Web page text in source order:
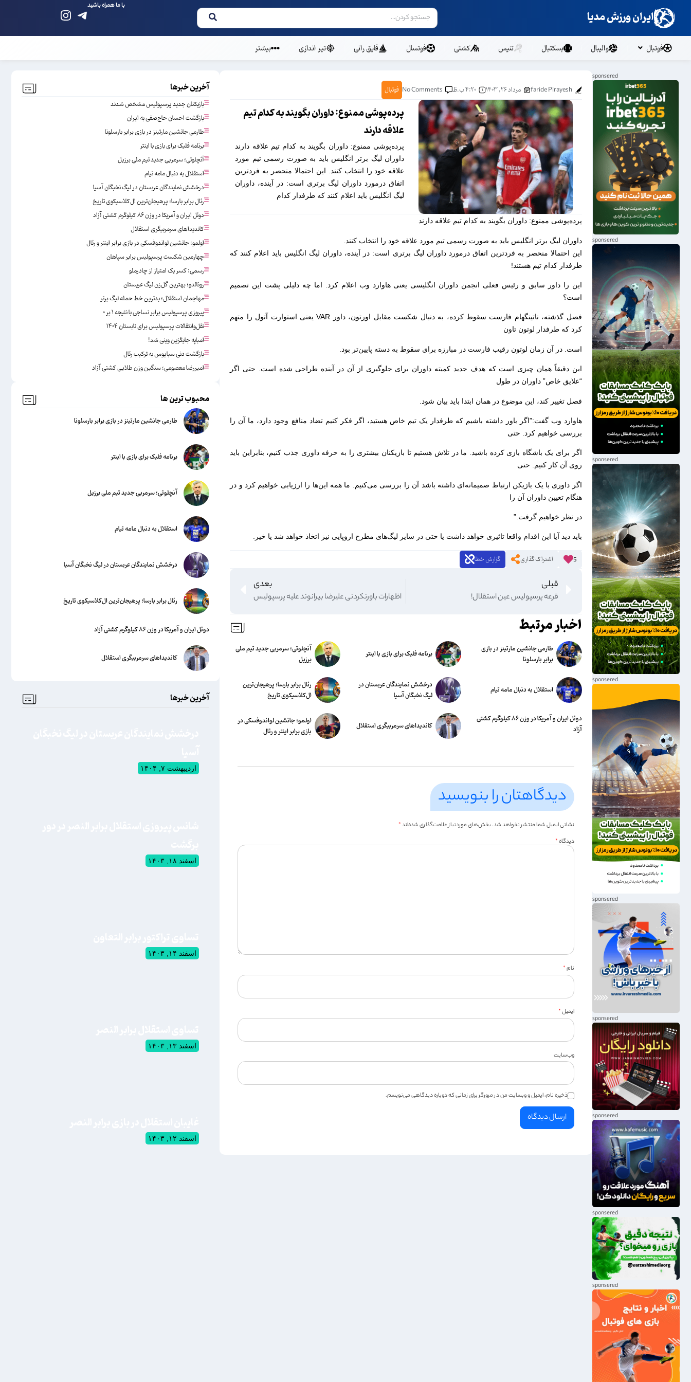
ایران ورزش مدیا
با ما همراه باشید
فوتبال والیبال بسکتبال تنیس کشتی فوتسال قایق رانی تیر اندازی بیشتر
faride Pirayesh مرداد ۲۶, ۱۴۰۳ ۴:۲۰ ب.ظ No Comments فوتبال
پرده‌پوشی ممنوع: داوران بگویند به کدام تیم
علاقه دارند
پرده‌پوشی ممنوع: داوران بگویند به کدام تیم علاقه دارند
داوران لیگ برتر انگلیس باید به صورت رسمی تیم مورد‌
علاقه خود را انتخاب کنند. این احتمالا منحصر به فردترین
اتفاق درمورد داوران لیگ برتری است: در آینده، داوران
لیگ انگلیس باید اعلام کنند که طرفدار کدام
پرده‌پوشی ممنوع: داوران بگویند به کدام تیم علاقه دارند
داوران لیگ برتر انگلیس باید به صورت رسمی تیم مورد‌ علاقه خود را انتخاب کنند.
این احتمالا منحصر به فردترین اتفاق درمورد داوران لیگ برتری است: در آینده، داوران لیگ انگلیس باید اعلام کنند که
طرفدار کدام تیم هستند!
این را داور سابق و رئیس فعلی انجمن داوران انگلیسی یعنی هاوارد وب اعلام کرد. اما چه دلیلی پشت این تصمیم
است؟
فصل گذشته، ناتینگهام فارست سقوط کرده، به دنبال شکست مقابل اورتون، داور VAR یعنی استوارت آتول را متهم
کرد که طرفدار لوتون تاون
است. در آن زمان لوتون رقیب فارست در مبارزه برای سقوط به دسته پایین‌تر بود.
این دقیقاً همان چیزی است که هدف جدید کمیته داوران برای جلوگیری از آن در آینده طراحی شده است. حتی اگر
“علایق خاص” داوران در طول
فصل تغییر کند، این موضوع در همان ابتدا باید بیان شود.
هاوارد وب گفت:”اگر باور داشته باشیم که طرفدار یک تیم خاص هستید، اگر فکر کنیم تضاد منافع وجود دارد، ما آن را
بررسی خواهیم کرد. حتی
اگر برای یک باشگاه بازی کرده باشید. ما در تلاش هستیم تا بازیکنان بیشتری را به حرفه داوری جذب کنیم، بنابراین باید
روی آن کار کنیم. حتی
اگر داوری با یک بازیکن ارتباط صمیمانه‌ای داشته باشد آن را بررسی می‌کنیم. ما همه این‌ها را ارزیابی خواهیم کرد و در
هنگام تعیین داوران آن را
در نظر خواهیم گرفت.”
باید دید آیا این اقدام واقعا تاثیری خواهد داشت یا حتی در سایر لیگ‌های مطرح اروپایی نیز اتخاذ خواهد شد یا خیر.
5 اشتراک گذاری گزارش خطا
قبلی
قرعه پرسپولیس عین استقلال!
بعدی
اظهارات باورنکردنی علیرضا بیرانوند علیه پرسپولیس
اخبار مرتبط
طارمی جانشین مارتینز در بازی
برابر بارسلونا
برنامه فلیک برای بازی با اینتر
آنچلوتی؛ سرمربی جدید تیم ملی
برزیل
استقلال به دنبال مامه تیام
درخشش نمایندگان عربستان در
لیگ نخبگان آسیا
رئال برابر بارسا؛ پرهیجان‌‌ترین
ال‌کلاسیکوی تاریخ
دوئل ایران و آمریکا در وزن ۸۶ کیلوگرم کشتی
آزاد
کاندیداهای سرمربیگری استقلال
اولمو؛ جانشین لواندوفسکی در
بازی برابر اینتر و رئال
دیدگاهتان را بنویسید
نشانی ایمیل شما منتشر نخواهد شد.بخش‌های موردنیاز علامت‌گذاری شده‌اند*
دیدگاه*
نام*
ایمیل*
وب‌سایت
ذخیره نام، ایمیل و وبسایت من در مرورگر برای زمانی که دوباره دیدگاهی می‌نویسم.
آخرین خبرها
بازیکنان جدید پرسپولیس مشخص شدند
بازگشت احسان حاج‌صفی به ایران
طارمی جانشین مارتینز در بازی برابر بارسلونا
برنامه فلیک برای بازی با اینتر
آنچلوتی؛ سرمربی جدید تیم ملی برزیل
استقلال به دنبال مامه تیام
درخشش نمایندگان عربستان در لیگ نخبگان آسیا
رئال برابر بارسا؛ پرهیجان‌‌ترین ال‌کلاسیکوی تاریخ
دوئل ایران و آمریکا در وزن ۸۶ کیلوگرم کشتی آزاد
کاندیداهای سرمربیگری استقلال
اولمو؛ جانشین لواندوفسکی در بازی برابر اینتر و رئال
چهارمین شکست پرسپولیس برابر سپاهان
رسمی: کسر یک امتیاز از چادرملو
رونالدو؛ بهترین گل‌زن لیگ عربستان
مهاجمان استقلال؛ بدترین خط حمله لیگ برتر
پیروزی پرسپولیس برابر نساجی با نتیجه ۱ بر ۰
نقل‌وانتقالات پرسپولیس برای تابستان ۱۴۰۴
امباپه جایگزین وینی شد!
بازگشت دنی سبایوس به ترکیب رئال
امیررضا معصومی؛ سنگین وزن طلایی کشتی آزاد
محبوب ترین ها
طارمی جانشین مارتینز در بازی برابر بارسلونا
برنامه فلیک برای بازی با اینتر
آنچلوتی؛ سرمربی جدید تیم ملی برزیل
استقلال به دنبال مامه تیام
درخشش نمایندگان عربستان در لیگ نخبگان آسیا
رئال برابر بارسا؛ پرهیجان‌‌ترین ال‌کلاسیکوی تاریخ
دوئل ایران و آمریکا در وزن ۸۶ کیلوگرم کشتی آزاد
کاندیداهای سرمربیگری استقلال
آخرین خبرها
اردیبهشت ۷, ۱۴۰۴
اسفند ۱۸, ۱۴۰۳
اسفند ۱۴, ۱۴۰۳
اسفند ۱۳, ۱۴۰۳
اسفند ۱۲, ۱۴۰۳